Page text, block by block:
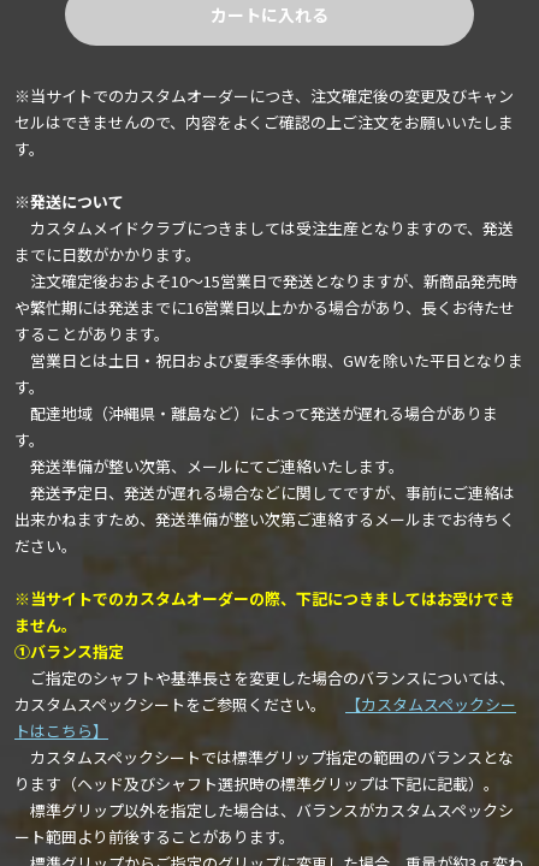
カートに入れる
※当サイトでのカスタムオーダーにつき、注文確定後の変更及びキャン
セルはできませんので、内容をよくご確認の上ご注文をお願いいたしま
す。
※発送について
カスタムメイドクラブにつきましては受注生産となりますので、発送
までに日数がかかります。
注文確定後おおよそ10～15営業日で発送となりますが、新商品発売時
や繁忙期には発送までに16営業日以上かかる場合があり、長くお待たせ
することがあります。
営業日とは土日・祝日および夏季冬季休暇、GWを除いた平日となりま
す。
配達地域（沖縄県・離島など）によって発送が遅れる場合がありま
す。
発送準備が整い次第、メールにてご連絡いたします。
発送予定日、発送が遅れる場合などに関してですが、事前にご連絡は
出来かねますため、発送準備が整い次第ご連絡するメールまでお待ちく
ださい。
※当サイトでのカスタムオーダーの際、下記につきましてはお受けでき
ません。
①バランス指定
ご指定のシャフトや基準長さを変更した場合のバランスについては、
カスタムスペックシートをご参照ください。
【カスタムスペックシー
トはこちら】
カスタムスペックシートでは標準グリップ指定の範囲のバランスとな
ります（ヘッド及びシャフト選択時の標準グリップは下記に記載）。
標準グリップ以外を指定した場合は、バランスがカスタムスペックシ
ート範囲より前後することがあります。